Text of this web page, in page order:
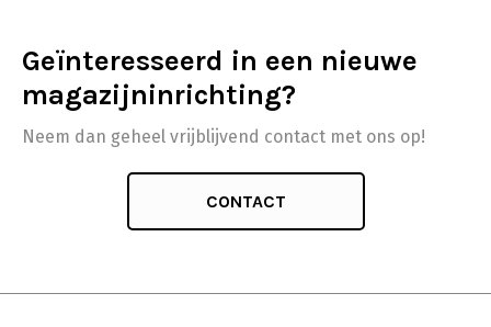
Geïnteresseerd in een nieuwe
magazijninrichting?
Neem dan geheel vrijblijvend contact met ons op!
CONTACT